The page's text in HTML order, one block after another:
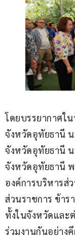
โดยบรรยากาศใ
จังหวัดอุทัยธานี
จังหวัดอุทัยธานี
จังหวัดอุทัยธานี
องค์การบริหารส่
ส่วนราชการ ข้าร
ทั้งในจังหวัดและ
ร่วมงานกันอย่าง